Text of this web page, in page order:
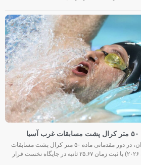
هومر عباسی، شناگر تیم ملی ایران، در دور مقدماتی ماده ۵۰ متر کرال پشت مسابقات